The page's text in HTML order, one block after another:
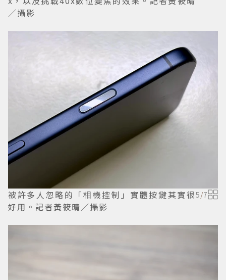
／攝影
被許多人忽略的「相機控制」實體按鍵其實很
好用。記者黃筱晴／攝影
5/7